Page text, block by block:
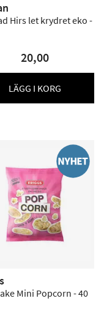
Hirs let krydret eko -
20,00
LÄGG I KORG
Mini Popcorn - 40